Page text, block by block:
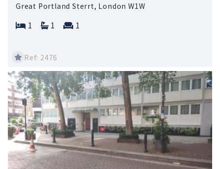
Great Portland Sterrt, London W1W
Bedrooms:
1 Bathrooms:
1 Reception rooms:
1
Ref: 2476